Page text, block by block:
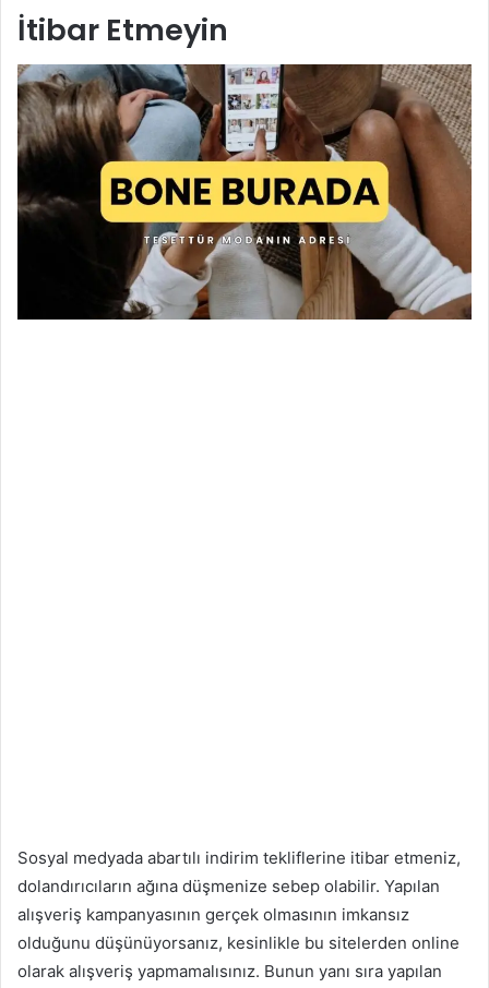
İtibar Etmeyin
Sosyal medyada abartılı indirim tekliflerine itibar etmeniz,
dolandırıcıların ağına düşmenize sebep olabilir. Yapılan
alışveriş kampanyasının gerçek olmasının imkansız
olduğunu düşünüyorsanız, kesinlikle bu sitelerden online
olarak alışveriş yapmamalısınız. Bunun yanı sıra yapılan